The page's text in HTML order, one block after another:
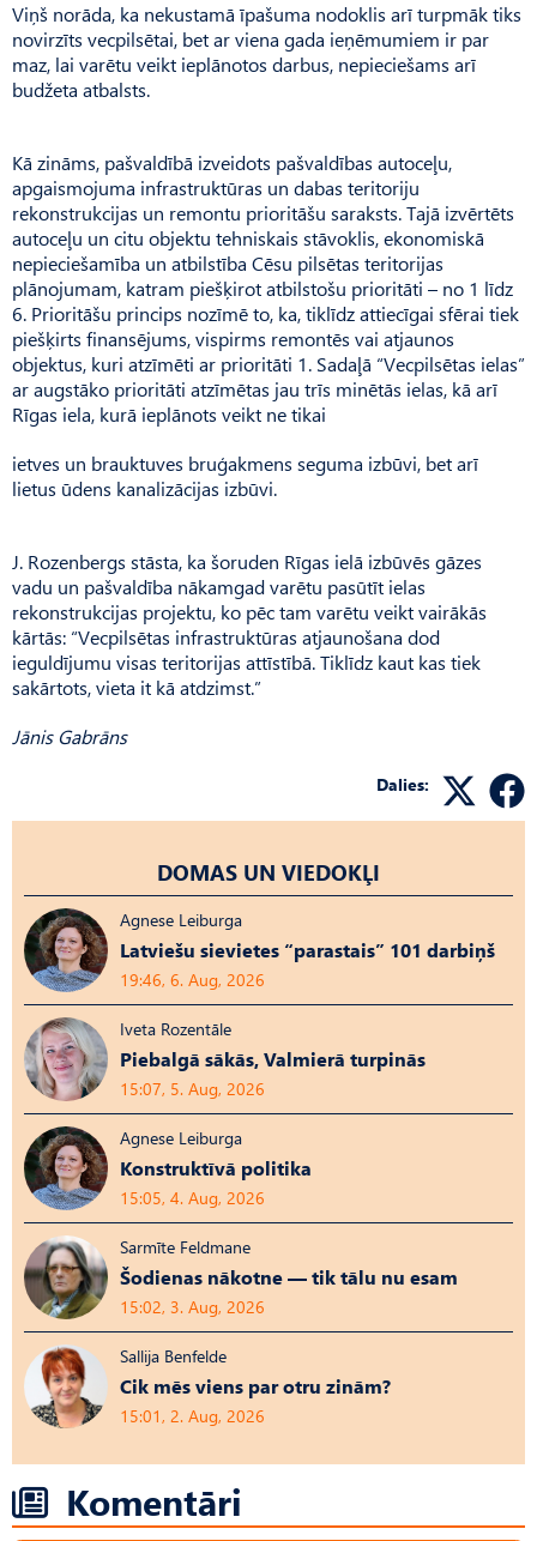
Viņš norāda, ka nekustamā īpašuma nodoklis arī turpmāk tiks
novirzīts vecpilsētai, bet ar viena gada ieņēmumiem ir par
maz, lai varētu veikt ieplānotos darbus, nepieciešams arī
budžeta atbalsts.
Kā zināms, pašvaldībā izveidots pašvaldības autoceļu,
apgaismojuma infrastruktūras un dabas teritoriju
rekonstrukcijas un remontu prioritāšu saraksts. Tajā izvērtēts
autoceļu un citu objektu tehniskais stāvoklis, ekonomiskā
nepieciešamība un atbilstība Cēsu pilsētas teritorijas
plānojumam, katram piešķirot atbilstošu prioritāti – no 1 līdz
6. Prioritāšu princips nozīmē to, ka, tiklīdz attiecīgai sfērai tiek
piešķirts finansējums, vispirms remontēs vai atjaunos
objektus, kuri atzīmēti ar prioritāti 1. Sadaļā “Vecpilsētas ielas”
ar augstāko prioritāti atzīmētas jau trīs minētās ielas, kā arī
Rīgas iela, kurā ieplānots veikt ne tikai
ietves un brauktuves bruģakmens seguma izbūvi, bet arī
lietus ūdens kanalizācijas izbūvi.
J. Rozenbergs stāsta, ka šoruden Rīgas ielā izbūvēs gāzes
vadu un pašvaldība nākamgad varētu pasūtīt ielas
rekonstrukcijas projektu, ko pēc tam varētu veikt vairākās
kārtās: “Vecpilsētas infrastruktūras atjaunošana dod
ieguldījumu visas teritorijas attīstībā. Tiklīdz kaut kas tiek
sakārtots, vieta it kā atdzimst.”
Jānis Gabrāns
Dalies:
DOMAS UN VIEDOKĻI
Agnese Leiburga
Latviešu sievietes “parastais” 101 darbiņš
19:46, 6. Aug, 2026
Iveta Rozentāle
Piebalgā sākās, Valmierā turpinās
15:07, 5. Aug, 2026
Agnese Leiburga
Konstruktīvā politika
15:05, 4. Aug, 2026
Sarmīte Feldmane
Šodienas nākotne — tik tālu nu esam
15:02, 3. Aug, 2026
Sallija Benfelde
Cik mēs viens par otru zinām?
15:01, 2. Aug, 2026
Komentāri